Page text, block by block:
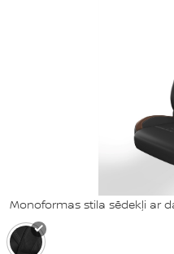
Monoformas stila sēdekļi ar